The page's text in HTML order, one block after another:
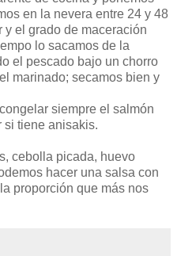
en la nevera entre 24 y 48
y el grado de maceración
lo sacamos de la
el pescado bajo un chorro
marinado; secamos bien y
siempre el salmón
si tiene anisakis.
cebolla picada, huevo
hacer una salsa con
proporción que más nos